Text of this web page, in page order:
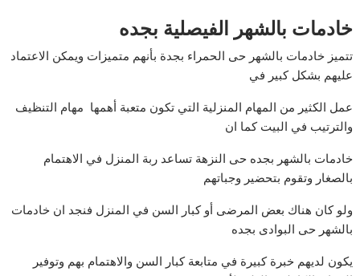
خادمات بالشهر الفيصلية بجده
تتميز خادمات بالشهر حى الحمراء بجدة بأنهم متميزات ويمكن الاعتماد
عليهم بشكل كبير في
عمل الكثير من المهام المنزلية التي تكون متعبة أهمها مهام التنظيف
والترتيب في البيت كما ان
خادمات بالشهر بجده حى النزهة تساعد ربة المنزل في الاهتمام
بالصغار وتقوم بتحضير وجباتهم
ولو كان هناك بعض المرضى أو كبار السن في المنزل فنجد ان خادمات
بالشهر حى البوادى بجده
يكون لديهم خبرة كبيرة في متابعة كبار السن والاهتمام بهم وتوفير